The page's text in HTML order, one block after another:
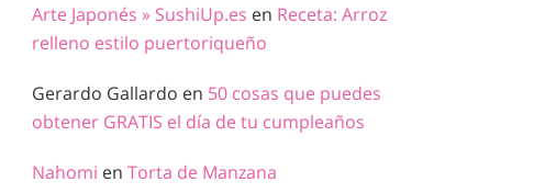
Arte Japonés » SushiUp.es en Receta: Arroz
relleno estilo puertoriqueño
Gerardo Gallardo en 50 cosas que puedes
obtener GRATIS el día de tu cumpleaños
Nahomi en Torta de Manzana